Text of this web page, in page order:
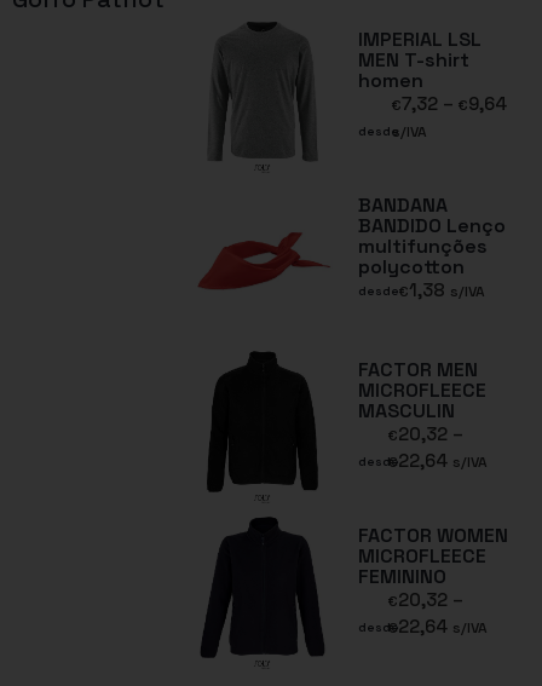
IMPERIAL LSL
MEN T-shirt
homen
desde
€7,32 – €9,64
s/IVA
BANDANA
BANDIDO Lenço
multifunções
polycotton
desde€1,38 s/IVA
FACTOR MEN
MICROFLEECE
MASCULIN
desde
€20,32 –
€22,64 s/IVA
FACTOR WOMEN
MICROFLEECE
FEMININO
desde
€20,32 –
€22,64 s/IVA